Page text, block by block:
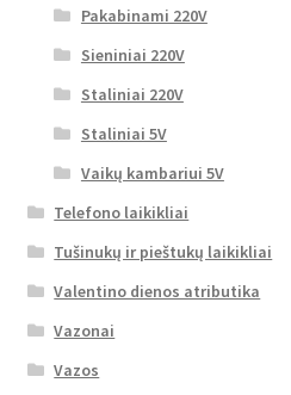
Pakabinami 220V
Sieniniai 220V
Staliniai 220V
Staliniai 5V
Vaikų kambariui 5V
Telefono laikikliai
Tušinukų ir pieštukų laikikliai
Valentino dienos atributika
Vazonai
Vazos